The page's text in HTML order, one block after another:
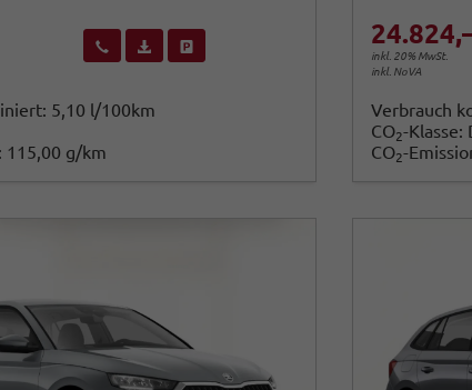
Wir rufen Sie anFahrzeugexposé (PDF)
5,10 l/100km
115,00 g/km
inkl. 20% MwSt.
inkl. NoVA
Verbrauch
CO2-Klasse:
CO2-